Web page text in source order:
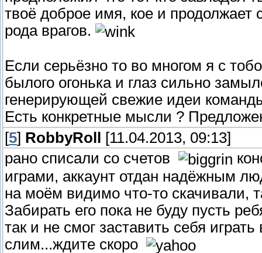
твоё доброе имя, кое и продолжает
рода врагов.
Если серьёзно то во многом я с
былого огонька и глаз сильно
генерирующей свежие идеи
Есть конкретные мысли ?
[5] RobbyRoll
[11.04.2013, 09:13]
рано списали со счетов
играми, аккаунт отдан надёжным
на моём видимо что-то скачивали,
Забирать его пока не буду пусть
так и не смог заставить себя
слим...ждите скоро